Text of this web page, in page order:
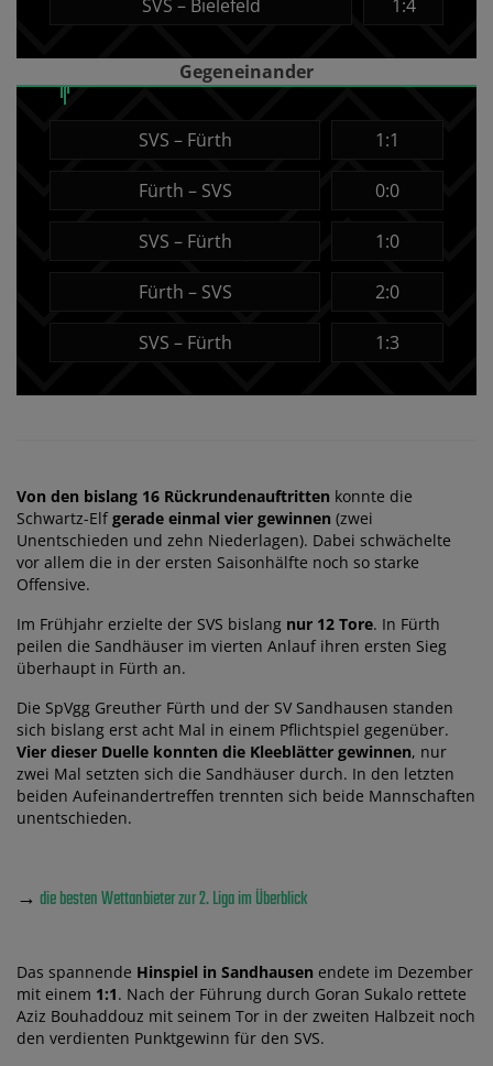
SVS – Bielefeld 1:4
Gegeneinander
SVS – Fürth 1:1
Fürth – SVS 0:0
SVS – Fürth 1:0
Fürth – SVS 2:0
SVS – Fürth 1:3
Von den bislang 16 Rückrundenauftritten konnte die
Schwartz-Elf gerade einmal vier gewinnen (zwei
Unentschieden und zehn Niederlagen). Dabei schwächelte
vor allem die in der ersten Saisonhälfte noch so starke
Offensive.
Im Frühjahr erzielte der SVS bislang nur 12 Tore. In Fürth
peilen die Sandhäuser im vierten Anlauf ihren ersten Sieg
überhaupt in Fürth an.
Die SpVgg Greuther Fürth und der SV Sandhausen standen
sich bislang erst acht Mal in einem Pflichtspiel gegenüber.
Vier dieser Duelle konnten die Kleeblätter gewinnen, nur
zwei Mal setzten sich die Sandhäuser durch. In den letzten
beiden Aufeinandertreffen trennten sich beide Mannschaften
unentschieden.
→ die besten Wettanbieter zur 2. Liga im Überblick
Das spannende Hinspiel in Sandhausen endete im Dezember
mit einem 1:1. Nach der Führung durch Goran Sukalo rettete
Aziz Bouhaddouz mit seinem Tor in der zweiten Halbzeit noch
den verdienten Punktgewinn für den SVS.